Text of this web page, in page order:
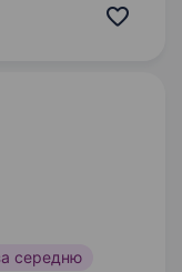
середню